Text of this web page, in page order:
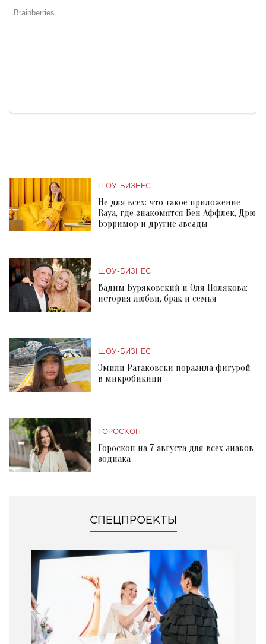
ШОУ-БИЗНЕС
Не для всех: что такое приложение
Raya, где знакомятся Бен Аффлек, Дрю
Бэрримор и другие звезды
ШОУ-БИЗНЕС
Вадим Буряковский и Оля Полякова:
история любви, брак и семья
ШОУ-БИЗНЕС
Эмили Ратаковски поразила фигурой
в микробикини
ГОРОСКОП
Гороскоп на 7 августа для всех знаков
зодиака
СПЕЦПРОЕКТЫ